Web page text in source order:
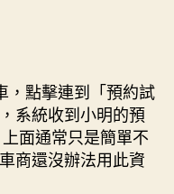
，點擊連到「預約試
系統收到小明的預
面通常只是簡單不
商還沒辦法用此資